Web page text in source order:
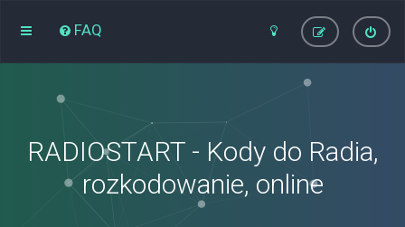
FAQ
RADIOSTART - Kody do Radia,
rozkodowanie, online